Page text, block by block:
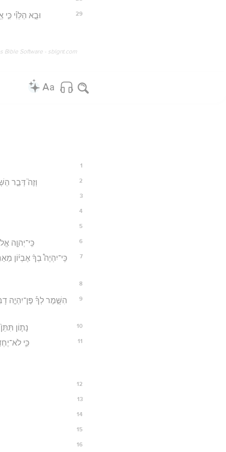
29
וּבָ֣א הַלֵּוִ֡י
Bible Software - sblgnt.com
1
2 וְזֶה֮ דְּבַ֣ר
3
4
5
6 כִּֽי־יְהוָ֤ה
7
כִּֽי־יִהְיֶה֩ בְךָ֨ אֶבְי֜וֹן
8
9
הִשָּׁ֣מֶר לְךָ֡ פֶּן־יִהְיֶ֣ה
10 נָת֤וֹן
11 כִּ֛י
12
13
14
15
16